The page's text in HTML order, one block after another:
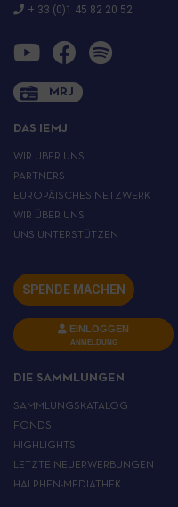
+ 33 (0)1 45 82 20 52
MRJ
DAS IEMJ
WIR ÜBER UNS
PARTNERS
EUROPÄISCHES NETZWERK
WIR ÜBER UNS
UNS UNTERSTÜTZEN
SPENDE MACHEN
EINLOGGEN
ANMELDUNG
DIE SAMMLUNGEN
SAMMLUNGSKATALOG
FONDS
HIGHLIGHTS
LETZTE NEUERWERBUNGEN
HALPHEN-MEDIATHEK